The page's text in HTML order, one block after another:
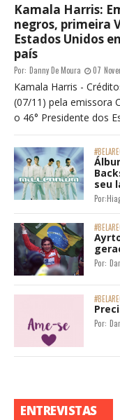
Kamala Harris:
negros, primeira
Estados Unidos
país
Por: Danny De Moura 07
Kamala Harris -
(07/11) pela emissora
o 46° Presidente dos
seu
Por:
Por:
Por:
ENTREVISTAS